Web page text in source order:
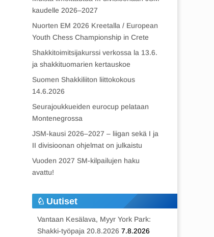
kaudelle 2026–2027
Nuorten EM 2026 Kreetalla / European
Youth Chess Championship in Crete
Shakkitoimitsijakurssi verkossa la 13.6.
ja shakkituomarien kertauskoe
Suomen Shakkiliiton liittokokous
14.6.2026
Seurajoukkueiden eurocup pelataan
Montenegrossa
JSM-kausi 2026–2027 – liigan sekä I ja
II divisioonan ohjelmat on julkaistu
Vuoden 2027 SM-kilpailujen haku
avattu!
Uutiset
Vantaan Kesälava, Myyr York Park:
Shakki-työpaja 20.8.2026 7.8.2026